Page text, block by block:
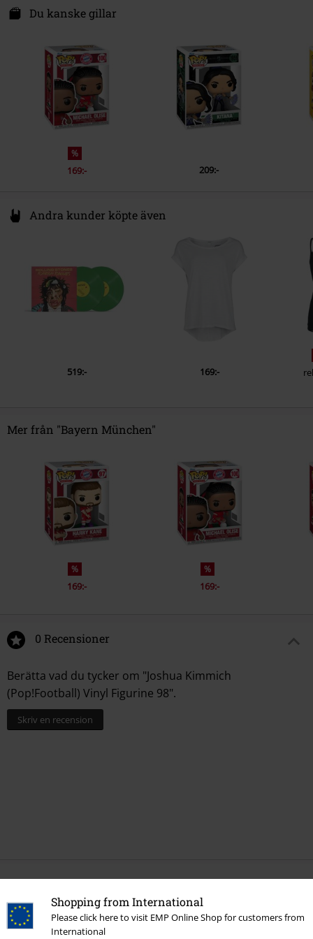
Shopping from International
Please click here to visit EMP Online Shop for customers from
International
Zuidplein 36
www.funko.com
Du kanske gillar
%
169:- 209:-
Andra kunder köpte även
519:- 169:-
Mer från "Bayern München"
%
169:-
%
169:-
0 Recensioner
Berätta vad du tycker om "Joshua Kimmich
(Pop!Football) Vinyl Figurine 98".
Skriv en recension
Rea % Film & TV